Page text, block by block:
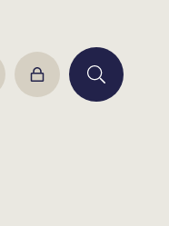
Belépés Keresés